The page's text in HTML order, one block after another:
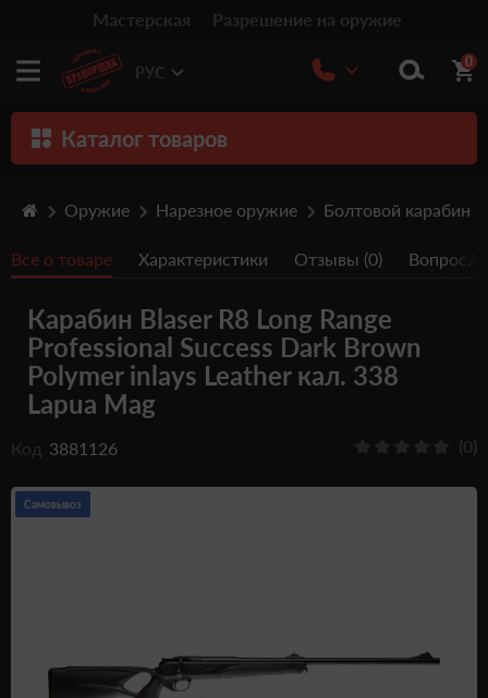
Мастерская Разрешение на оружие
РУС
0
Каталог товаров
Травматическое оружие
Пистолеты
Оптика
Тюнинг
Аксессуары
Релоадинг патронов
Оружие Нарезное оружие Болтовой карабин
Все о товаре Характеристики Отзывы (0) Вопрос/
Карабин Blaser R8 Long Range
Professional Success Dark Brown
Polymer inlays Leather кал. 338
Lapua Mag
Код 3881126 (0)
Самовывоз